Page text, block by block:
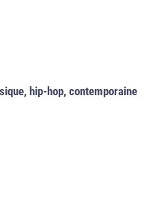
hip-hop, contemporaine